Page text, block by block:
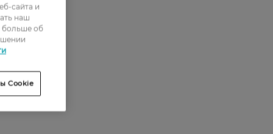
сайта и
наш
больше об
Cookie